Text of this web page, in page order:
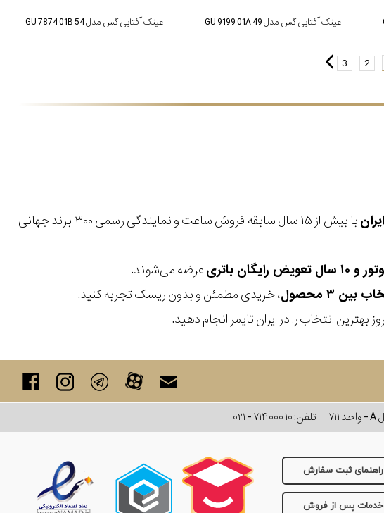
عینک آفتابی گس مدل GU 9199 01A 49 عینک آفتابی گس مدل GU 7874 01B 54
2
3
با بیش از ۱۵ سال سابقه فروش ساعت و نمایندگی رسمی ۳۰۰ برند جهانی
عرضه می‌شوند.
، خریدی مطمئن و بدون ریسک تجربه کنید.
بهترین انتخاب را در ایران تایمر انجام دهید.
تلفن:۰۲۱ - ۷۱۴ ۰۰۰ ۱۰
راهنمای ثبت سفارش
خدمات پس از فروش